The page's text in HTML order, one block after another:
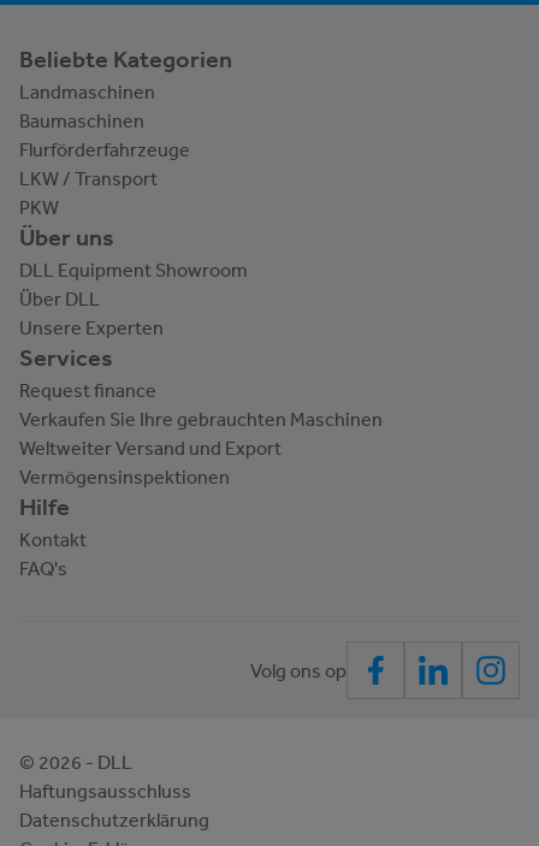
Beliebte Kategorien
Landmaschinen
Baumaschinen
Flurförderfahrzeuge
LKW / Transport
PKW
Über uns
DLL Equipment Showroom
Über DLL
Unsere Experten
Services
Request finance
Verkaufen Sie Ihre gebrauchten Maschinen
Weltweiter Versand und Export
Vermögensinspektionen
Hilfe
Kontakt
FAQ's
Volg ons op
© 2026 - DLL
Haftungsausschluss
Datenschutzerklärung